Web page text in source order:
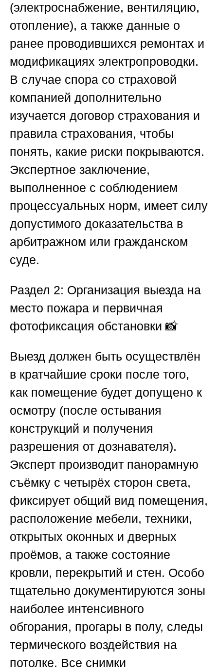
(электроснабжение, вентиляцию,
отопление), а также данные о
ранее проводившихся ремонтах и
модификациях электропроводки.
В случае спора со страховой
компанией дополнительно
изучается договор страхования и
правила страхования, чтобы
понять, какие риски покрываются.
Экспертное заключение,
выполненное с соблюдением
процессуальных норм, имеет силу
допустимого доказательства в
арбитражном или гражданском
суде.
Раздел 2: Организация выезда на
место пожара и первичная
фотофиксация обстановки 📸
Выезд должен быть осуществлён
в кратчайшие сроки после того,
как помещение будет допущено к
осмотру (после остывания
конструкций и получения
разрешения от дознавателя).
Эксперт производит панорамную
съёмку с четырёх сторон света,
фиксирует общий вид помещения,
расположение мебели, техники,
открытых оконных и дверных
проёмов, а также состояние
кровли, перекрытий и стен. Особо
тщательно документируются зоны
наиболее интенсивного
обгорания, прогары в полу, следы
термического воздействия на
потолке. Все снимки